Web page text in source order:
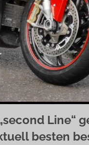
Line“
besten